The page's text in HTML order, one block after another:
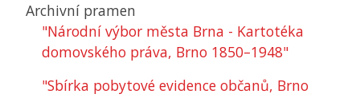
Archivní pramen
"Národní výbor města Brna - Kartotéka
domovského práva, Brno 1850–1948"
"Sbírka pobytové evidence občanů, Brno